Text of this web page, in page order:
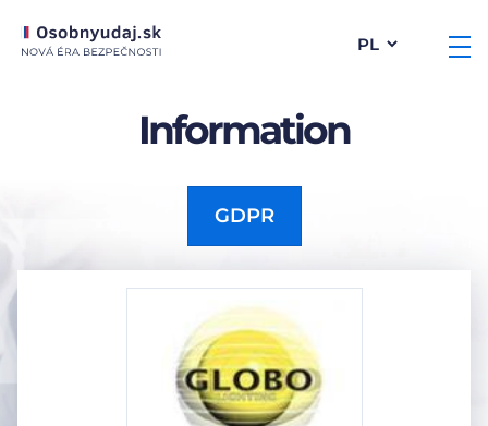
Information
GDPR